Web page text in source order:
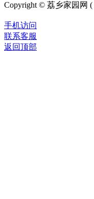
Copyright © 荔乡家园网 (
手机访问
联系客服
返回顶部